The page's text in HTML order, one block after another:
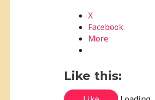
X
Facebook
More
Like this: